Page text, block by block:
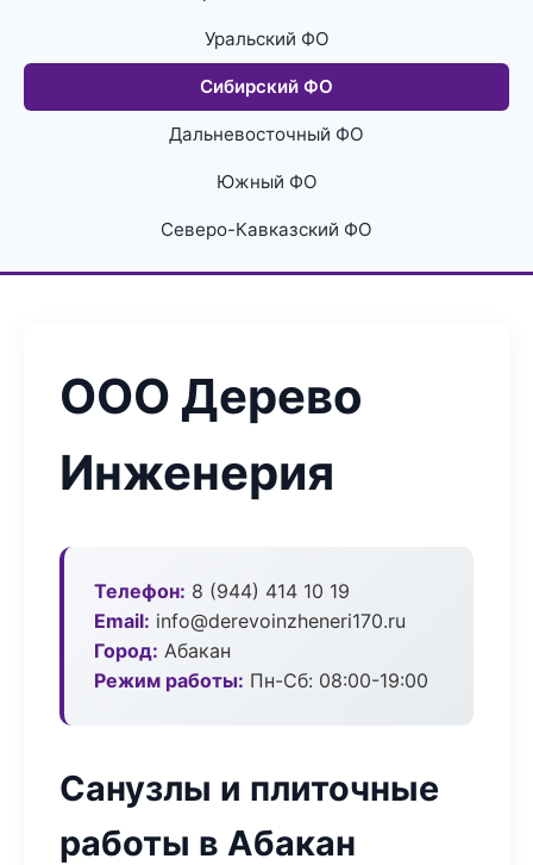
Уральский ФО
Сибирский ФО
Дальневосточный ФО
Южный ФО
Северо-Кавказский ФО
ООО Дерево
Инженерия
Телефон: 8 (944) 414 10 19
Email: info@derevoinzheneri170.ru
Город: Абакан
Режим работы: Пн-Сб: 08:00-19:00
Санузлы и плиточные
работы в Абакан